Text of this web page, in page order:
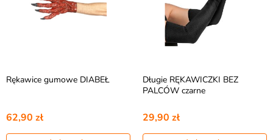
Rękawice gumowe DIABEŁ
62,90 zł
Długie RĘKAWICZKI BEZ
PALCÓW czarne
29,90 zł